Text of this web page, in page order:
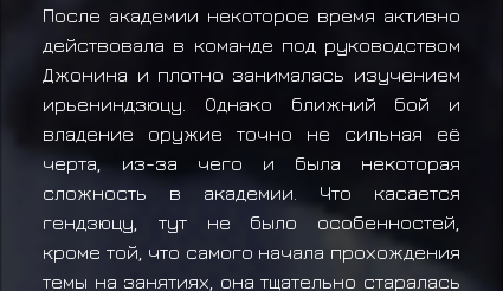
После академии некоторое время активно
действовала в команде под руководством
Джонина и плотно занималась изучением
ирьениндзюцу. Однако ближний бой и
владение оружие точно не сильная её
черта, из-за чего и была некоторая
сложность в академии. Что касается
гендзюцу, тут не было особенностей,
кроме той, что самого начала прохождения
темы на занятиях, она тщательно старалась